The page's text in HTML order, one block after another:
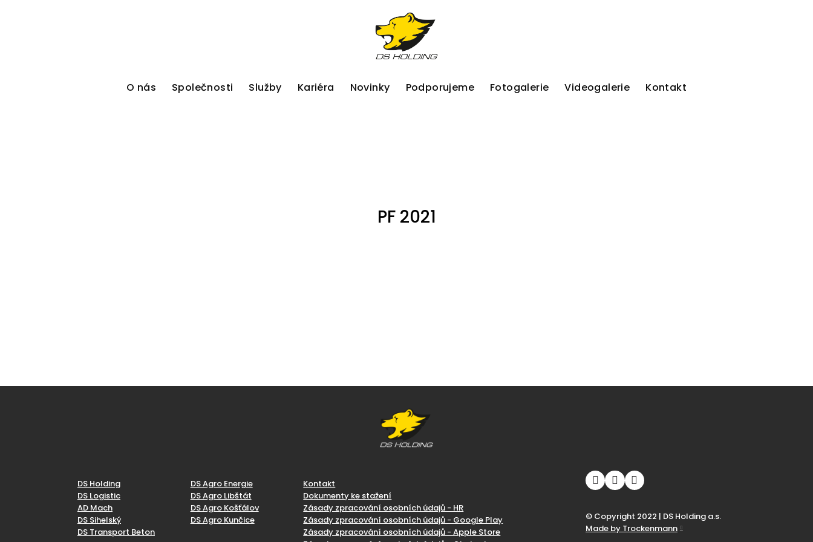
O nás Společnosti Služby Kariéra Novinky Podporujeme Fotogalerie Videogalerie Kontakt
PF 2021
DS Holding
DS Logistic
AD Mach
DS Sihelský
DS Transport Beton
DS Agro Energie
DS Agro Libštát
DS Agro Košťálov
DS Agro Kunčice
Kontakt
Dokumenty ke stažení
Zásady zpracování osobních údajů - HR
Zásady zpracování osobních údajů - Google Play
Zásady zpracování osobních údajů - Apple Store
© Copyright 2022 | DS Holding a.s.
Made by Trockenmann